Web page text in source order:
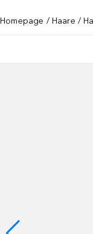
Homepage Haare